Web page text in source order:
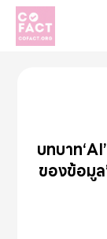
Cofact
บทบาท
ของข้อมูล